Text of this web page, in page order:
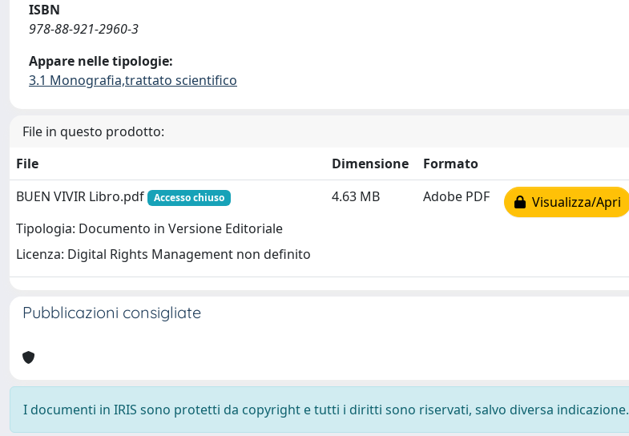
ISBN
978-88-921-2960-3
Appare nelle tipologie:
3.1 Monografia,trattato scientifico
File in questo prodotto:
File
Dimensione
Formato
BUEN VIVIR Libro.pdf
Accesso chiuso
Tipologia: Documento in Versione Editoriale
Licenza: Digital Rights Management non definito
4.63 MB Adobe PDF Visualizza/Apri
Pubblicazioni consigliate
I documenti in IRIS sono protetti da copyright e tutti i diritti sono riservati, salvo diversa indicazione.